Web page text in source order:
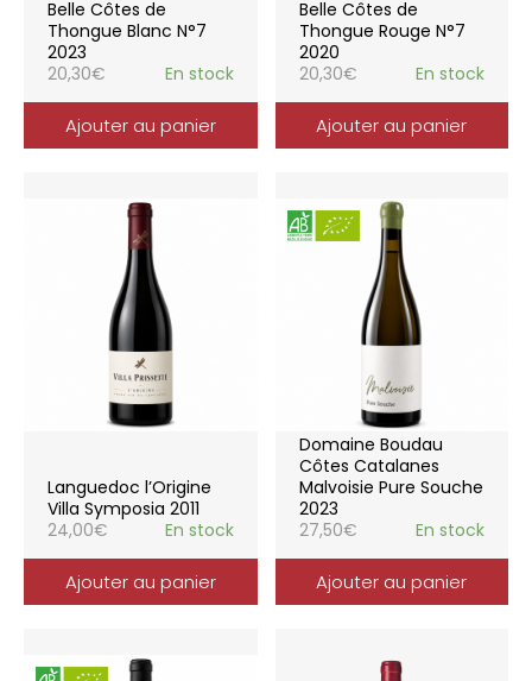
Belle Côtes de
Thongue Blanc N°7
2023
20,30€ En stock
Ajouter au panier
Belle Côtes de
Thongue Rouge N°7
2020
20,30€ En stock
Ajouter au panier
Languedoc l’Origine
Villa Symposia 2011
24,00€ En stock
Ajouter au panier
Domaine Boudau
Côtes Catalanes
Malvoisie Pure Souche
2023
27,50€ En stock
Ajouter au panier